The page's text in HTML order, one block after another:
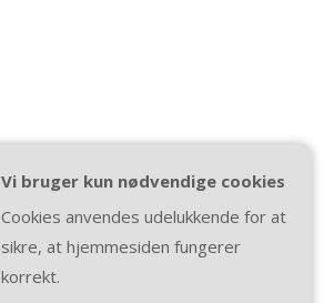
Vi bruger kun nødvendige cookies
Cookies anvendes udelukkende for at
sikre, at hjemmesiden fungerer
korrekt.